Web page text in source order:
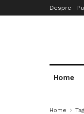
Despre
Home
Home Tag